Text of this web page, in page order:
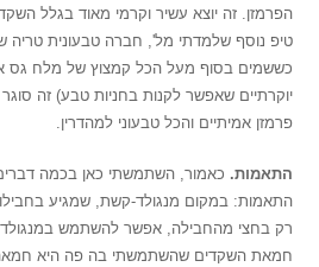
הפרמזן. זה יוצא עשיר וקרמי מאוד בגלל
טיפ נוסף שלמדתי מל', חברה טבעונית
כששמים בסוף מעל הכל קמצוץ של מלח גס
יוקרתיים שאפשר לקנות בחניות טבע) זה
פרמזן אמיתיים והכל טבעוני למהדרין.
התאמות. כאמור, השתמשתי כאן בכמה דברים
התאמות: במקום מנגולד-קשת, שמגיע
רק בחצי מהחבילה, אפשר להשתמש במנגולד
חמאת השקדים שהשתמשתי בה פה היא